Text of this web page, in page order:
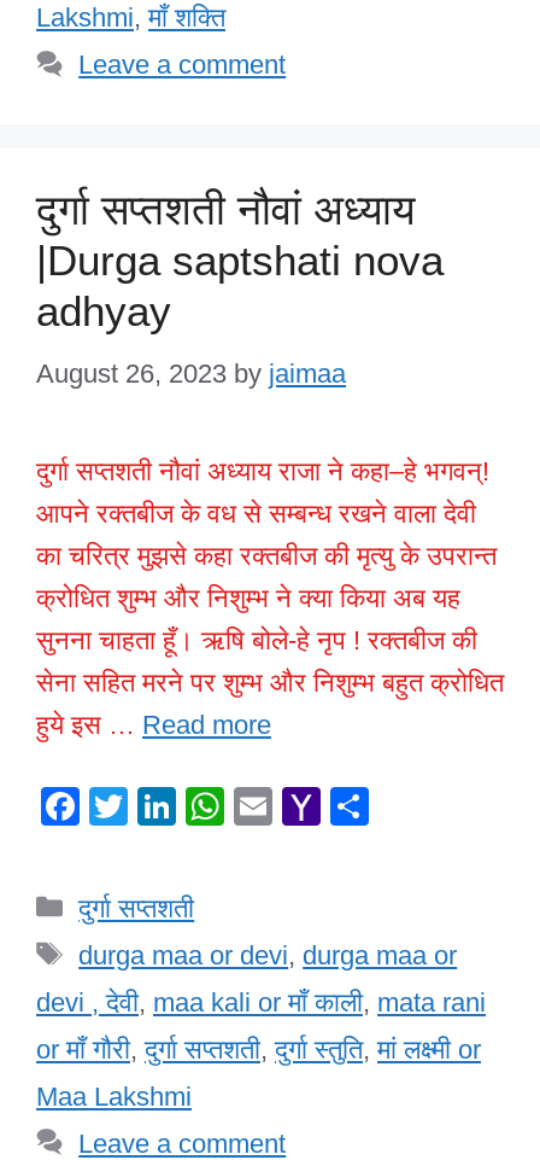
Lakshmi,माँ शक्ति
Leave a comment
दुर्गा सप्तशती नौवां अध्याय
|Durga saptshati nova
adhyay
August 26, 2023 by jaimaa
दुर्गा सप्तशती नौवां अध्याय राजा ने कहा–हे भगवन्!
आपने रक्तबीज के वध से सम्बन्ध रखने वाला देवी
का चरित्र मुझसे कहा रक्तबीज की मृत्यु के उपरान्त
क्रोधित शुम्भ और निशुम्भ ने क्या किया अब यह
सुनना चाहता हूँ। ऋषि बोले-हे नृप ! रक्तबीज की
सेना सहित मरने पर शुम्भ और निशुम्भ बहुत क्रोधित
हुये इस … Read more
F
e
b
o
o
k
T
er
Li
k
e
dI
n
W
A
p
p
E
Y
o
M
ail
Categories
दुर्गा सप्तशती
Tags
durga maa or devi, durga maa or
devi , देवी, maa kali or माँ काली, mata rani
or माँ गौरी,दुर्गा सप्तशती,दुर्गा स्तुति,मां लक्ष्मी or
Maa Lakshmi
Leave a comment